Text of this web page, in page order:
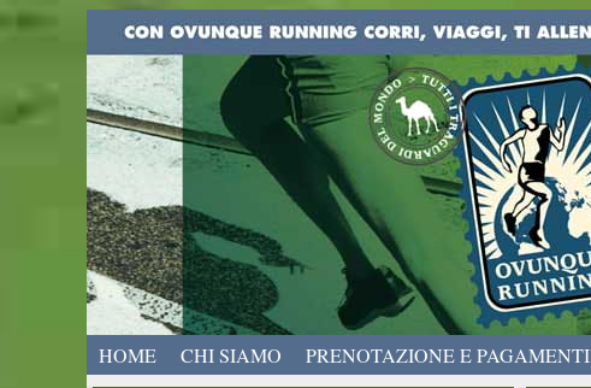
HOME CHI SIAMO PRENOTAZIONE E PAGAMENTI